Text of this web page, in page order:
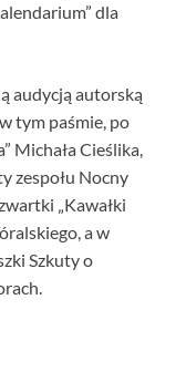
dla
audycją autorską
tym paśmie, po
Michała Cieślika,
zespołu Nocny
„Kawałki
a w
Szkuty o